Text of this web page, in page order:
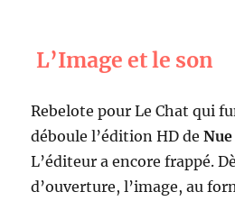
L’Image et le son
Rebelote pour Le Chat qui
déboule l’édition HD de
L’éditeur a encore frappé.
d’ouverture, l’image, au